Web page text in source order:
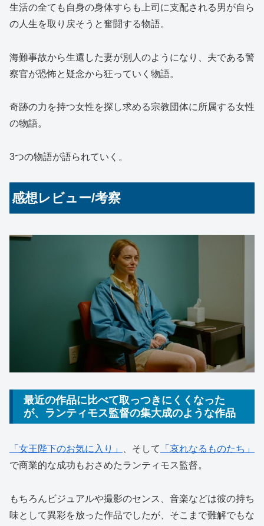
生活の全ても自身の身体すらも上司に支配される男が自ら
の人生を取り戻そうと奮闘する物語。
海難事故から生還した妻が別人のようになり、夫である警
察官が恐怖と疑念から狂っていく物語。
奇跡の力を持つ女性を探し求める宗教団体に所属する女性
の物語。
3つの物語が語られていく。
感想レビュー/考察
最近の作品に比べて取っつきにくくなった
が、ランティモス監督の集大成のような作品
「女王陛下のお気に入り」 、そして
「哀れなるものたち」
で商業的な成功もおさめたランティモス監督。
もちろんビジュアルや撮影のセンス、音楽などは彼の持ち
味として異彩を放った作品でしたが、そこまで難解でもな